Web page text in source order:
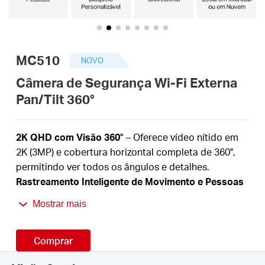
MC510 NOVO
Câmera de Segurança Wi-Fi Externa
Pan/Tilt 360°
2K QHD com Visão 360° – Oferece vídeo nítido em
2K (3MP) e cobertura horizontal completa de 360°,
permitindo ver todos os ângulos e detalhes.
Rastreamento Inteligente de Movimento e Pessoas
movimentos ou pessoas, garantindo que as
Visão Noturna Colorida
detalhadas mesmo à noite, garantindo proteção
Mostrar mais
Comprar